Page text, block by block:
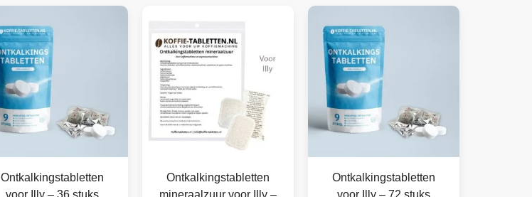
Ontkalkingstabletten
voor Illy – 36 stuks
Ontkalkingstabletten
mineraalzuur voor Illy –
Ontkalkingstabletten
voor Illy – 72 stuks